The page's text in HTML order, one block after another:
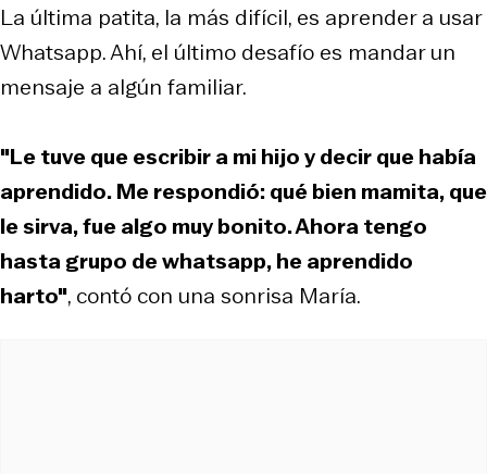
La última patita, la más difícil, es aprender a usar
Whatsapp. Ahí, el último desafío es mandar un
mensaje a algún familiar.
"Le tuve que escribir a mi hijo y decir que había
aprendido. Me respondió: qué bien mamita, que
le sirva, fue algo muy bonito. Ahora tengo
hasta grupo de whatsapp, he aprendido
harto", contó con una sonrisa María.